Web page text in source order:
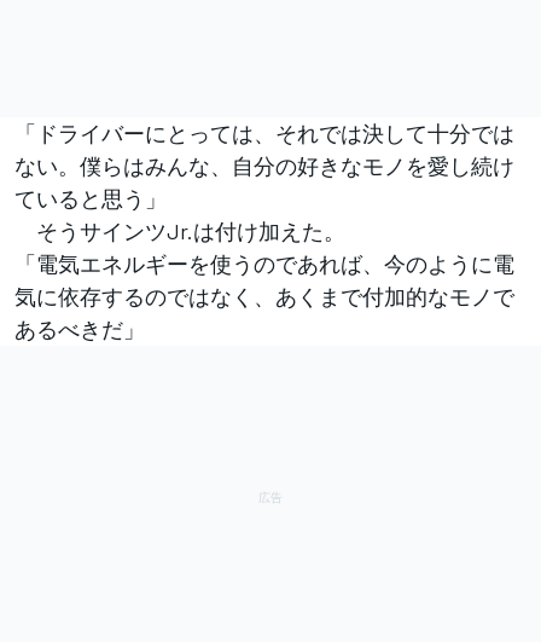
「ドライバーにとっては、それでは決して十分では
ない。僕らはみんな、自分の好きなモノを愛し続け
ていると思う」
そうサインツJr.は付け加えた。
「電気エネルギーを使うのであれば、今のように電
気に依存するのではなく、あくまで付加的なモノで
あるべきだ」